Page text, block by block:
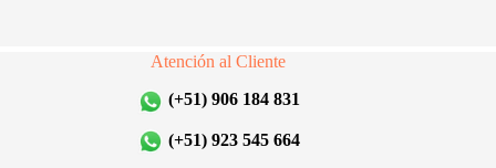
pueden
en
página
Atención al Cliente
(+51) 906 184 831
(+51) 923 545 664